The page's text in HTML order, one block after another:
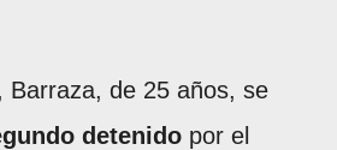
Barraza, de 25 años, se
detenido por el